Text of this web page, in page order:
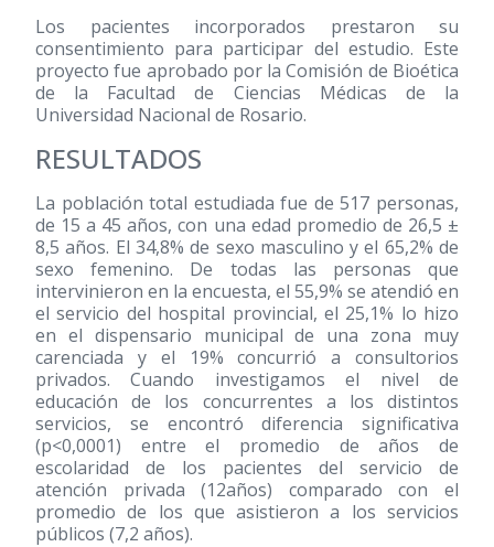
Los pacientes incorporados prestaron su
consentimiento para participar del estudio. Este
proyecto fue aprobado por la Comisión de Bioética
de la Facultad de Ciencias Médicas de la
Universidad Nacional de Rosario.
RESULTADOS
La población total estudiada fue de 517 personas,
de 15 a 45 años, con una edad promedio de 26,5 ±
8,5 años. El 34,8% de sexo masculino y el 65,2% de
sexo femenino. De todas las personas que
intervinieron en la encuesta, el 55,9% se atendió en
el servicio del hospital provincial, el 25,1% lo hizo
en el dispensario municipal de una zona muy
carenciada y el 19% concurrió a consultorios
privados. Cuando investigamos el nivel de
educación de los concurrentes a los distintos
servicios, se encontró diferencia significativa
(p<0,0001) entre el promedio de años de
escolaridad de los pacientes del servicio de
atención privada (12años) comparado con el
promedio de los que asistieron a los servicios
públicos (7,2 años).